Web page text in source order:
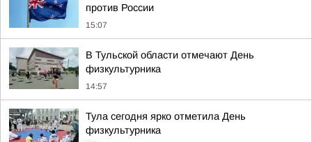
против России
15:07
В Тульской области отмечают День
физкультурника
14:57
Тула сегодня ярко отметила День
физкультурника